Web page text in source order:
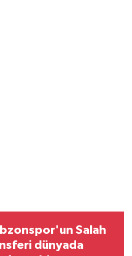
Salah
dünyada